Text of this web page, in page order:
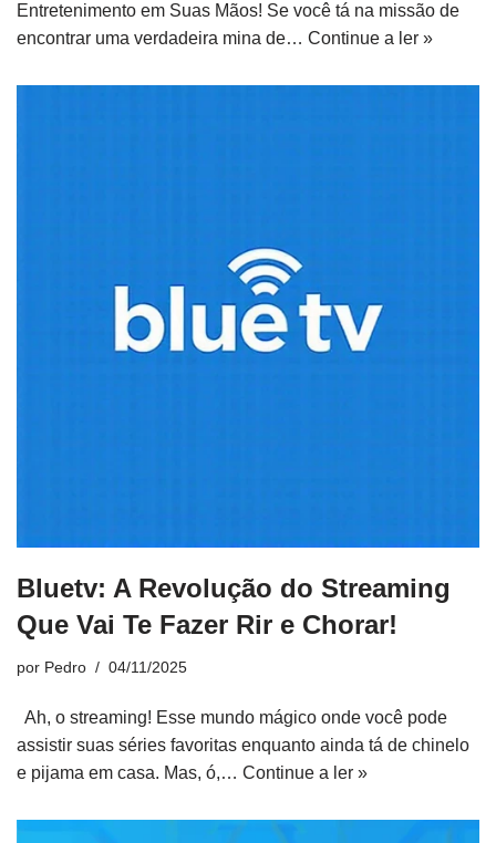
Entretenimento em Suas Mãos! Se você tá na missão de
encontrar uma verdadeira mina de… Continue a ler »
Bluetv: A Revolução do Streaming
Que Vai Te Fazer Rir e Chorar!
por Pedro 04/11/2025
Ah, o streaming! Esse mundo mágico onde você pode
assistir suas séries favoritas enquanto ainda tá de chinelo
e pijama em casa. Mas, ó,… Continue a ler »